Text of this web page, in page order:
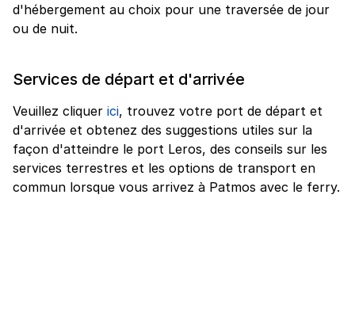
d'hébergement au choix pour une traversée de jour
ou de nuit.
Services de départ et d'arrivée
Veuillez cliquer ici, trouvez votre port de départ et
d'arrivée et obtenez des suggestions utiles sur la
façon d'atteindre le port Leros, des conseils sur les
services terrestres et les options de transport en
commun lorsque vous arrivez à Patmos avec le ferry.